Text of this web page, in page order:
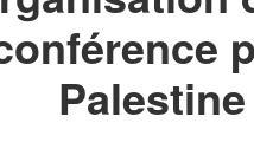
Palestine